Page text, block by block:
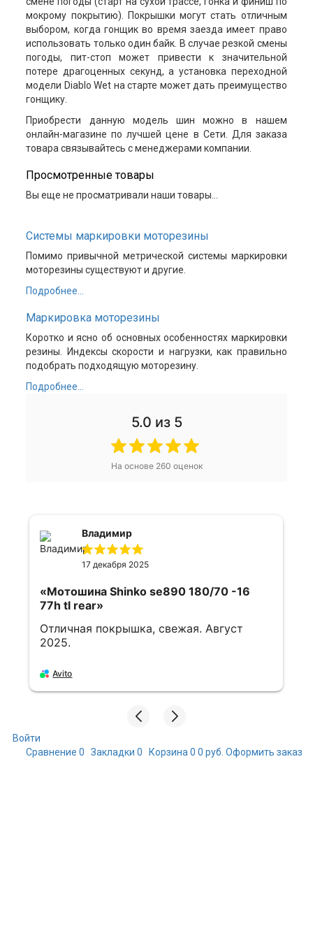
мокрому покрытию). Покрышки могут стать отличным
выбором, когда гонщик во время заезда имеет право
использовать только один байк. В случае резкой смены
погоды, пит-стоп может привести к значительной
потере драгоценных секунд, а установка переходной
модели Diablo Wet на старте может дать преимущество
гонщику.
Приобрести данную модель шин можно в нашем
онлайн-магазине по лучшей цене в Сети. Для заказа
товара связывайтесь с менеджерами компании.
Просмотренные товары
Вы еще не просматривали наши товары...
Системы маркировки моторезины
Помимо привычной метрической системы маркировки
моторезины существуют и другие.
Подробнее...
Маркировка моторезины
Коротко и ясно об основных особенностях маркировки
резины. Индексы скорости и нагрузки, как правильно
подобрать подходящую моторезину.
Подробнее...
5.0 из 5
На основе 260 оценок
Александр
16 апреля 2025
«Мотошина Kenda k761 dual sport 4pr